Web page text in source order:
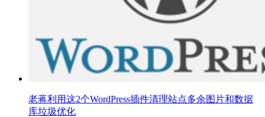
老蒋利用这2个WordPress插件清理站点多余图片和数据
库垃圾优化